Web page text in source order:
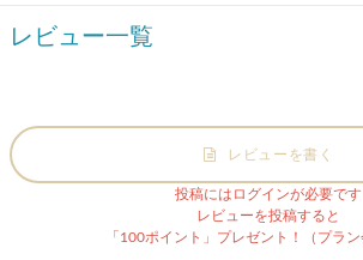
レビュー一覧
レビューを書く
投稿にはログインが必要です
レビューを投稿すると
「100ポイント」プレゼント！（プラン